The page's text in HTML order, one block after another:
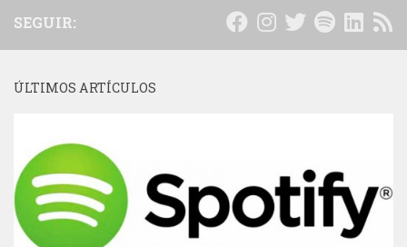
SEGUIR:
ÚLTIMOS ARTÍCULOS